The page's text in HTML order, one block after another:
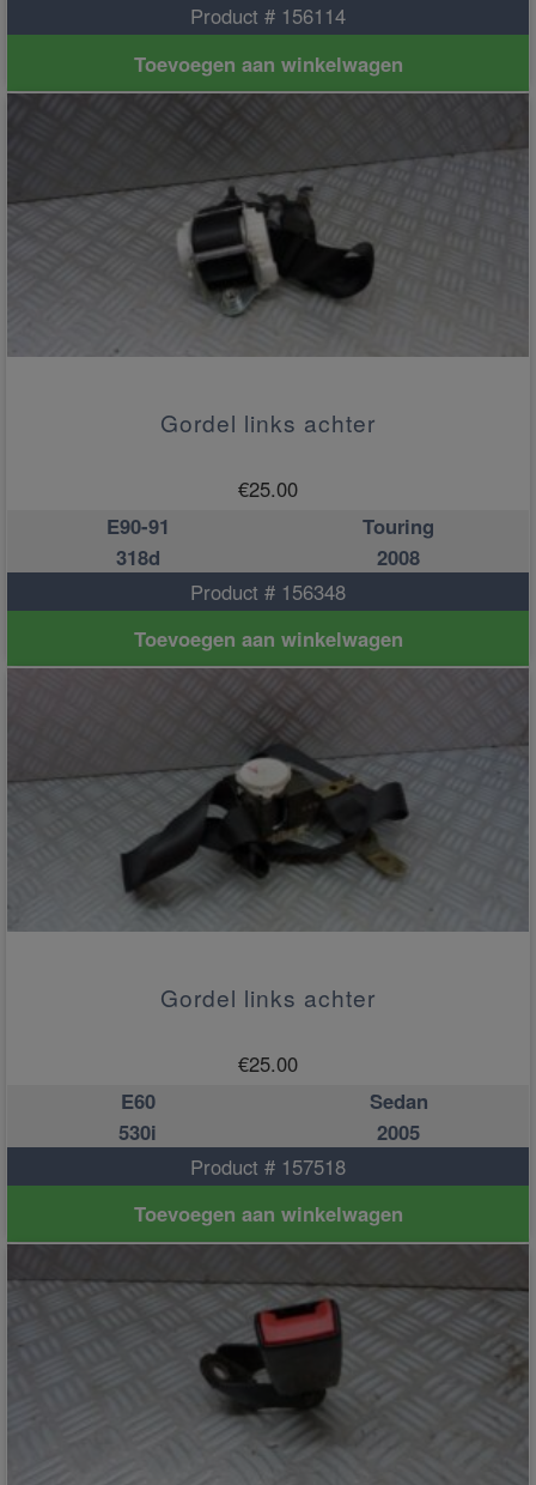
Product # 156114
Toevoegen aan winkelwagen
Gordel links achter
€25.00
E90-91
Touring
318d
2008
Product # 156348
Toevoegen aan winkelwagen
Gordel links achter
€25.00
E60
Sedan
530i
2005
Product # 157518
Toevoegen aan winkelwagen